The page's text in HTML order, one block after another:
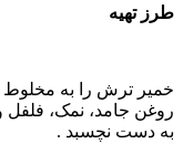
طرز تهیه
خمیر ترش را به
روغن جامد، نمک، فلفل
به دست نچسبد .